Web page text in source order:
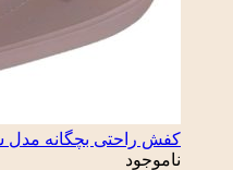
کفش راحتی بچگانه
ناموجود